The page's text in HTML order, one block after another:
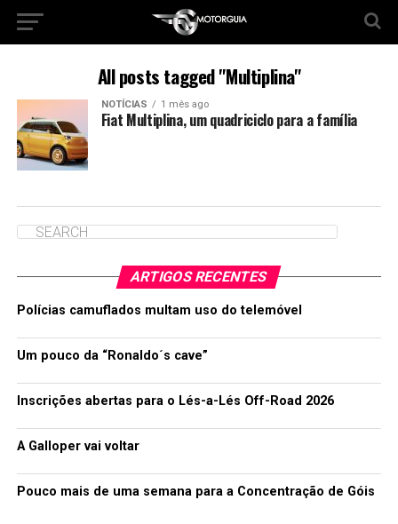
All posts tagged "Multiplina"
NOTÍCIAS 1 mês ago
Fiat Multiplina, um quadriciclo para a família
ARTIGOS RECENTES
Polícias camuflados multam uso do telemóvel
Um pouco da “Ronaldo´s cave”
Inscrições abertas para o Lés-a-Lés Off-Road 2026
A Galloper vai voltar
Pouco mais de uma semana para a Concentração de Góis